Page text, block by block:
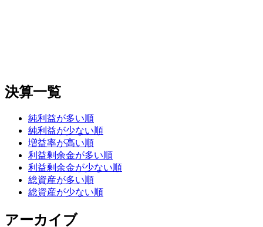
決算一覧
純利益が多い順
純利益が少ない順
増益率が高い順
利益剰余金が多い順
利益剰余金が少ない順
総資産が多い順
総資産が少ない順
アーカイブ